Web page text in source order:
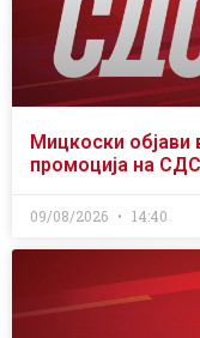
Мицкоски објави
промоција на
09/08/2026 14:40